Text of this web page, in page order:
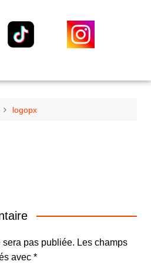
logopx
sera pas publiée. Les champs
avec *